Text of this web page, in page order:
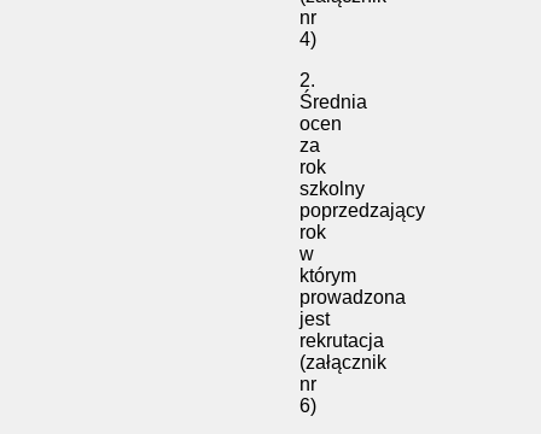
nr
4)
2.
Średnia
ocen
za
rok
szkolny
poprzedzający
rok
w
którym
prowadzona
jest
rekrutacja
(załącznik
nr
6)